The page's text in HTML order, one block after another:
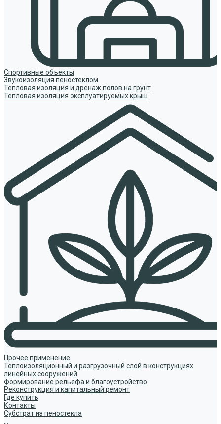
Спортивные объекты
Звукоизоляция пеностеклом
Тепловая изоляция и дренаж полов на грунт
Тепловая изоляция эксплуатируемых крыш
Прочее применение
Теплоизоляционный и разгрузочный слой в конструкциях
линейных сооружений
Формирование рельефа и благоустройство
Реконструкция и капитальный ремонт
Где купить
Контакты
Субстрат из пеностекла